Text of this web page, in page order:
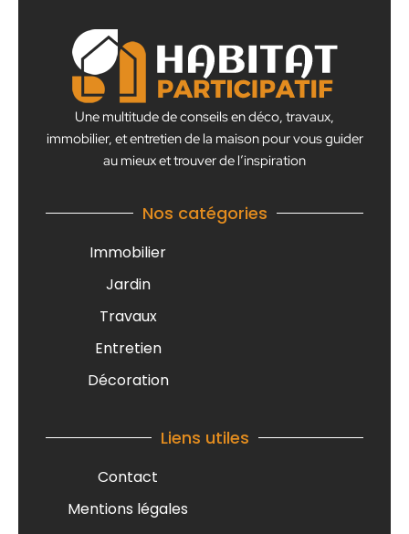
Une multitude de conseils en déco, travaux,
immobilier, et entretien de la maison pour vous guider
au mieux et trouver de l’inspiration
Nos catégories
Immobilier
Jardin
Travaux
Entretien
Décoration
Liens utiles
Contact
Mentions légales